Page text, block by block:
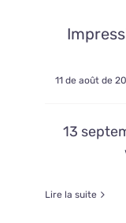
11 de août de
13
Lire la suite